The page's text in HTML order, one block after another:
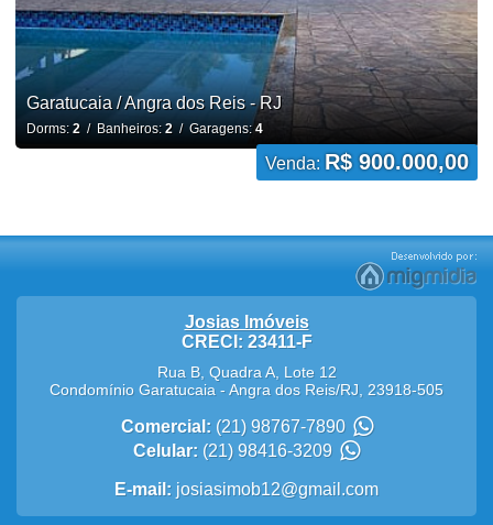
Garatucaia / Angra dos Reis - RJ
Dorms: 2/ Banheiros: 2/ Garagens:4
Venda: R$ 900.000,00
Josias Imóveis
CRECI: 23411-F
Rua B, Quadra A, Lote 12
Condomínio Garatucaia -Angra dos Reis/RJ 23918-505
Comercial: (21) 98767-7890
Celular: (21) 98416-3209
E-mail: josiasimob12@gmail.com